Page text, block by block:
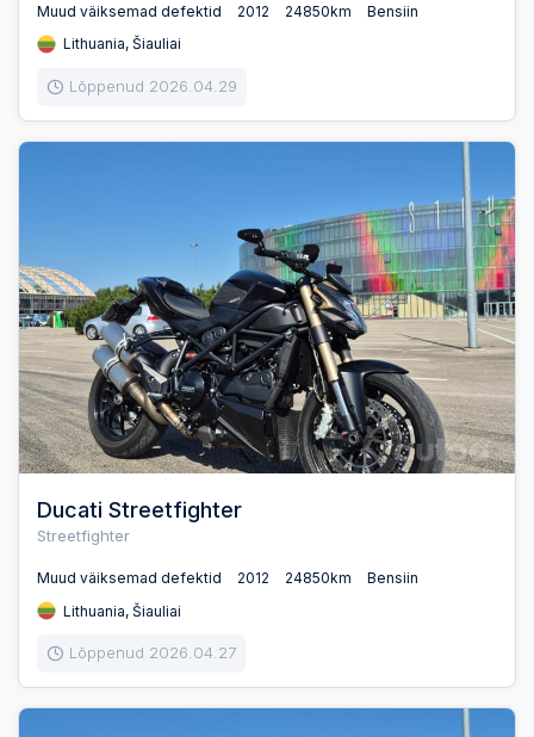
Muud väiksemad defektid 2012 24850km
Bensiin
Lithuania, Šiauliai
Lõppenud 2026.04.29
Ducati Streetfighter
Streetfighter
Muud väiksemad defektid 2012 24850km
Bensiin
Lithuania, Šiauliai
Lõppenud 2026.04.27